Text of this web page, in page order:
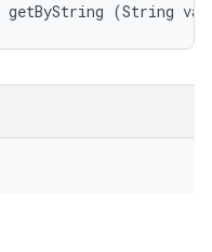
getByString (String